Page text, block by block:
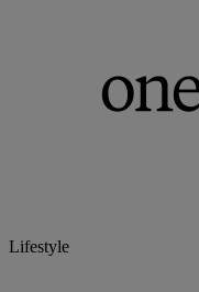
Lifestyle